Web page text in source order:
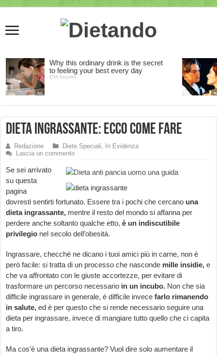
Dieta ingrassante: ecco come fare
Redazione Diete Speciali,
In Evidenza
Lascia un commento
Se sei arrivato
su questa
pagina
dovresti sentirti fortunato. Essere tra i pochi che cercano una
dieta ingrassante, mentre il resto del mondo si affanna per
perdere anche soltanto qualche etto,è un indiscutibile
privilegio nel secolo dell’obesità.
Ingrassare, checché ne dicano i tuoi amici più in carne, non è
però facile: si tratta di un processo che nasconde mille insidie,e
che va affrontato con le giuste accortezze, per evitare di
trasformare un percorso necessario in un incubo. Non che sia
difficile ingrassare in generale, è difficile invecefarlo rimanendo
in salute,ed è per questo che si rende necessario seguire una
dieta per ingrassare, invece di mangiare tutto quello che ci capita
a tiro.
Ma cos’è una dieta ingrassante? Vuol dire solo aumentare il